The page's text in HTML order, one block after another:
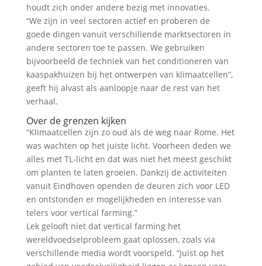
houdt zich onder andere bezig met innovaties.
“We zijn in veel sectoren actief en proberen de
goede dingen vanuit verschillende marktsectoren in
andere sectoren toe te passen. We gebruiken
bijvoorbeeld de techniek van het conditioneren van
kaaspakhuizen bij het ontwerpen van klimaatcellen”,
geeft hij alvast als aanloopje naar de rest van het
verhaal.
Over de grenzen kijken
“Klimaatcellen zijn zo oud als de weg naar Rome. Het
was wachten op het juiste licht. Voorheen deden we
alles met TL-licht en dat was niet het meest geschikt
om planten te laten groeien. Dankzij de activiteiten
vanuit Eindhoven openden de deuren zich voor LED
en ontstonden er mogelijkheden en interesse van
telers voor vertical farming.”
Lek gelooft niet dat vertical farming het
wereldvoedselprobleem gaat oplossen, zoals via
verschillende media wordt voorspeld. “Juist op het